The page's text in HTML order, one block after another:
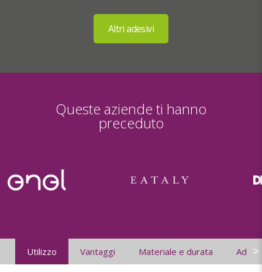
Queste aziende ti hanno
preceduto
Utilizzo Vantaggi Materiale e durata >